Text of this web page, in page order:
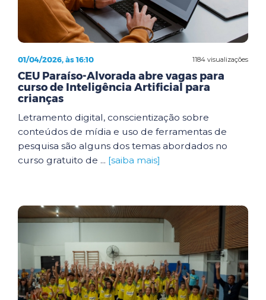
1184 visualizações
01/04/2026, às 16:10
CEU Paraíso-Alvorada abre vagas para
curso de Inteligência Artificial para
crianças
Letramento digital, conscientização sobre
conteúdos de mídia e uso de ferramentas de
pesquisa são alguns dos temas abordados no
curso gratuito de ... [saiba mais]